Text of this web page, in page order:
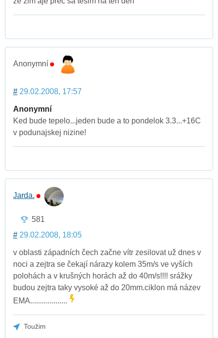
Anonymní
# 29.02.2008, 17:57
Anonymní
Ked bude tepelo...jeden bude a to pondelok 3.3...+16C
v podunajskej nizine!
Jarda.
581
# 29.02.2008, 18:05
v oblasti západních čech začne vítr zesilovat už dnes v
noci a zejtra se čekají nárazy kolem 35m/s ve vyších
polohách a v krušných horách až do 40m/s!!!! srážky
budou zejtra taky vysoké až do 20mm.ciklon má název
EMA...................
Toužim